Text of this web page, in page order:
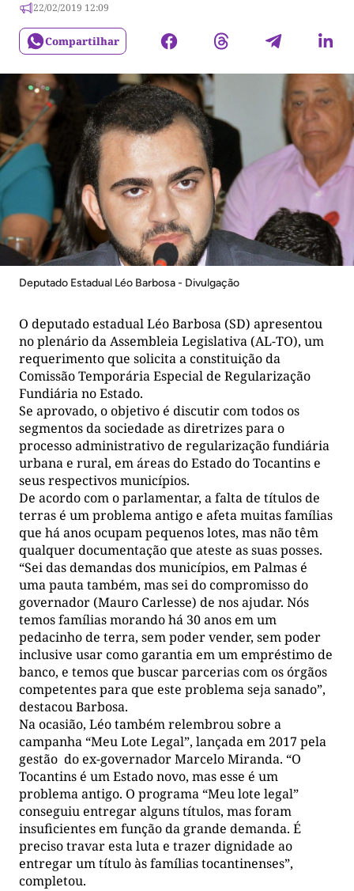
22/02/2019 12:09
Compartilhar
Deputado Estadual Léo Barbosa - Divulgação
O deputado estadual Léo Barbosa (SD) apresentou
no plenário da Assembleia Legislativa (AL-TO), um
requerimento que solicita a constituição da
Comissão Temporária Especial de Regularização
Fundiária no Estado.
Se aprovado, o objetivo é discutir com todos os
segmentos da sociedade as diretrizes para o
processo administrativo de regularização fundiária
urbana e rural, em áreas do Estado do Tocantins e
seus respectivos municípios.
De acordo com o parlamentar, a falta de títulos de
terras é um problema antigo e afeta muitas famílias
que há anos ocupam pequenos lotes, mas não têm
qualquer documentação que ateste as suas posses.
“Sei das demandas dos municípios, em Palmas é
uma pauta também, mas sei do compromisso do
governador (Mauro Carlesse) de nos ajudar. Nós
temos famílias morando há 30 anos em um
pedacinho de terra, sem poder vender, sem poder
inclusive usar como garantia em um empréstimo de
banco, e temos que buscar parcerias com os órgãos
competentes para que este problema seja sanado”,
destacou Barbosa.
Na ocasião, Léo também relembrou sobre a
campanha “Meu Lote Legal”, lançada em 2017 pela
gestão do ex-governador Marcelo Miranda. “O
Tocantins é um Estado novo, mas esse é um
problema antigo. O programa “Meu lote legal”
conseguiu entregar alguns títulos, mas foram
insuficientes em função da grande demanda. É
preciso travar esta luta e trazer dignidade ao
entregar um título às famílias tocantinenses”,
completou.